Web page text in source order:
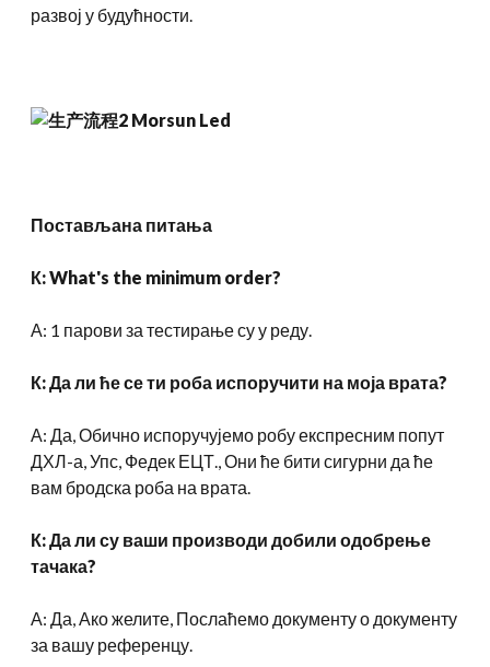
развој у будућности.
Постављана питања
К:What's the minimum order?
А: 1 парови за тестирање су у реду.
К: Да ли ће се ти роба испоручити на моја врата?
А: Да, Обично испоручујемо робу експресним попут
ДХЛ-а, Упс, Федек ЕЦТ., Они ће бити сигурни да ће
вам бродска роба на врата.
К: Да ли су ваши производи добили одобрење
тачака?
А: Да, Ако желите, Послаћемо документу о документу
за вашу референцу.